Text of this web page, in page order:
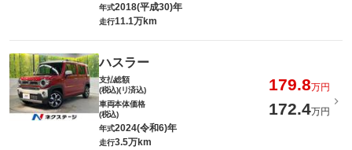
年式2018(平成30)年
走行11.1万km
ハスラー
支払総額
(税込)(リ済込)
179.8万円
車両本体価格
(税込)
172.4万円
年式2024(令和6)年
走行3.5万km